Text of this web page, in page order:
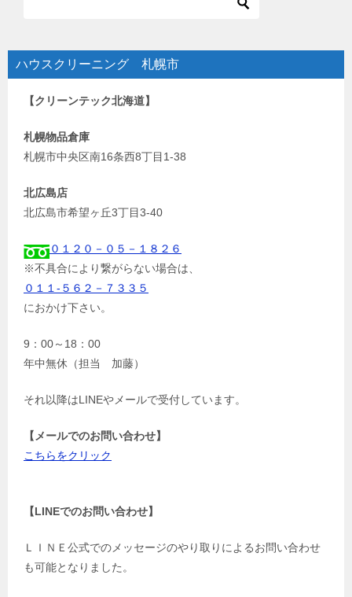
ハウスクリーニング 札幌市
【クリーンテック北海道】
札幌物品倉庫
札幌市中央区南16条西8丁目1-38
北広島店
北広島市希望ヶ丘3丁目3-40
０１２０－０５－１８２６
※不具合により繋がらない場合は、
０１１-５６２－７３３５
におかけ下さい。
9：00～18：00
年中無休（担当 加藤）
それ以降はLINEやメールで受付しています。
【メールでのお問い合わせ】
こちらをクリック
【LINEでのお問い合わせ】
ＬＩＮＥ公式でのメッセージのやり取りによるお問い合わせ
も可能となりました。